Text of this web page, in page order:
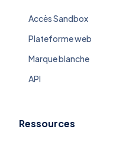
Accès Sandbox
Plateforme web
Marque blanche
API
Ressources